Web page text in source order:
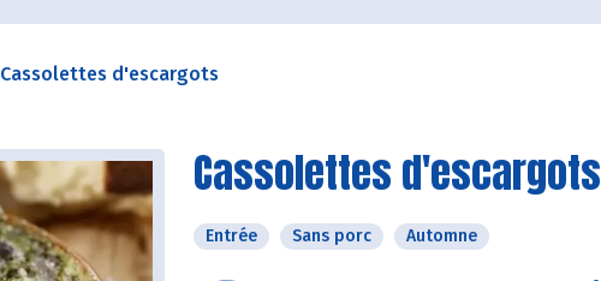
Cassolettes d'escargots
Cassolettes d'escargots
Entrée Sans porc Automne